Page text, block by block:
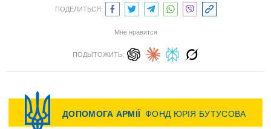
ПОДЕЛИТЬСЯ:
Мне нравится
ПОДЫТОЖИТЬ: